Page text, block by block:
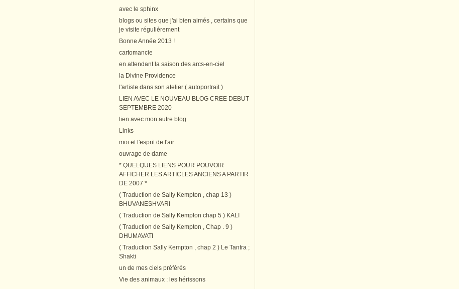
avec le sphinx
blogs ou sites que j'ai bien aimés , certains que
je visite régulièrement
Bonne Année 2013 !
cartomancie
en attendant la saison des arcs-en-ciel
la Divine Providence
l'artiste dans son atelier ( autoportrait )
LIEN AVEC LE NOUVEAU BLOG CREE DEBUT
SEPTEMBRE 2020
lien avec mon autre blog
Links
moi et l'esprit de l'air
ouvrage de dame
* QUELQUES LIENS POUR POUVOIR
AFFICHER LES ARTICLES ANCIENS A PARTIR
DE 2007 *
( Traduction de Sally Kempton , chap 13 )
BHUVANESHVARI
( Traduction de Sally Kempton chap 5 ) KALI
( Traduction de Sally Kempton , Chap . 9 )
DHUMAVATI
( Traduction Sally Kempton , chap 2 ) Le Tantra ;
Shakti
un de mes ciels préférés
Vie des animaux : les hérissons